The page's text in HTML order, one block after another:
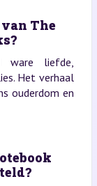
The
ware liefde,
Het verhaal
ouderdom en